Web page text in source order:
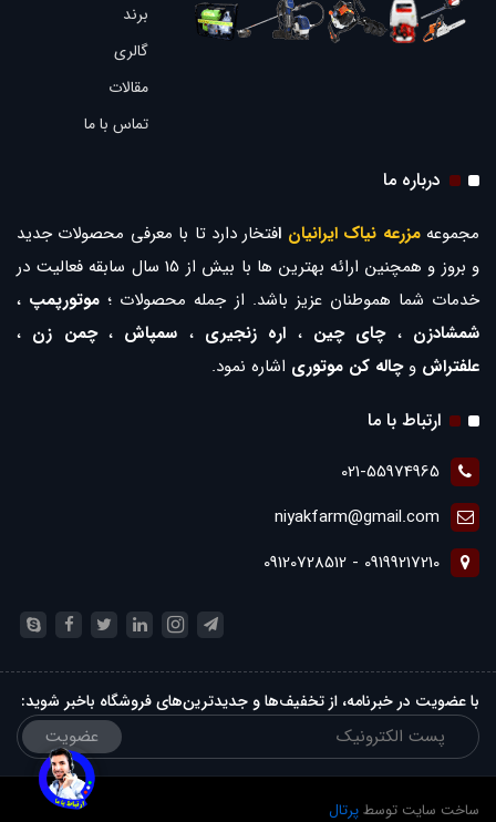
برند
گالری
مقالات
تماس با ما
درباره ما
مجموعهمزرعه نیاک ایرانیان افتخار دارد تا با معرفی محصولات جدید
و بروز و همچنین ارائه بهترین ها با بیش از 15 سال سابقه فعالیت در
خدمات شما هموطنان عزیز باشد. از جمله محصولات ؛ موتورپمپ ،
شمشادزن ،چای چین ، اره زنجیری ، سمپاش ،چمن زن ،
علفتراش وچاله کن موتوری اشاره نمود.
ارتباط با ما
021-55974965
niyakfarm@gmail.com
09199217210 - 09120728512
با عضویت در خبرنامه، از تخفیف‌ها و جدیدترین‌های فروشگاه باخبر شوید:
عضویت
ساخت سایت توسطپرتال